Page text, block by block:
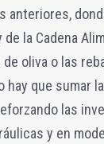
anteriores,
la Cadena
oliva o las
hay que sumar
las
y en